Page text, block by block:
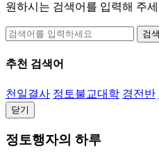
원하시는 검색어를 입력해 주
검색
추천 검색어
천일결사 정토불교대학 경전반
닫기
정토행자의 하루